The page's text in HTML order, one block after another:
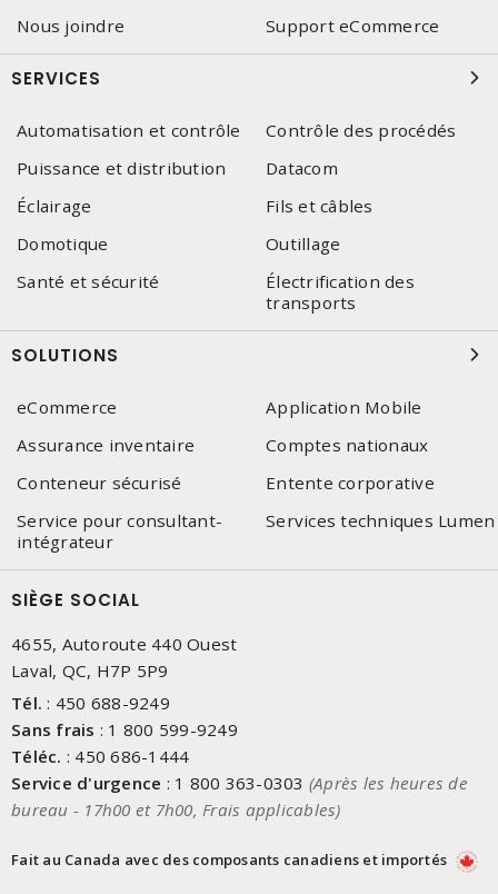
Nous joindre
Support eCommerce
SERVICES
Automatisation et contrôle
Contrôle des procédés
Puissance et distribution
Datacom
Éclairage
Fils et câbles
Domotique
Outillage
Santé et sécurité
Électrification des
transports
SOLUTIONS
eCommerce
Application Mobile
Assurance inventaire
Comptes nationaux
Conteneur sécurisé
Entente corporative
Service pour consultant-
intégrateur
Services techniques Lumen
SIÈGE SOCIAL
4655, Autoroute 440 Ouest
Laval, QC, H7P 5P9
Tél. : 450 688-9249
Sans frais : 1 800 599-9249
Téléc. : 450 686-1444
Service d'urgence : 1 800 363-0303 (Après les heures de
bureau - 17h00 et 7h00, Frais applicables)
Fait au Canada avec des composants canadiens et importés